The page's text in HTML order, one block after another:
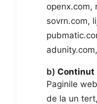
openx.com,
sovrn.com,
adunity.com,
b) Continut
Paginile
de la un